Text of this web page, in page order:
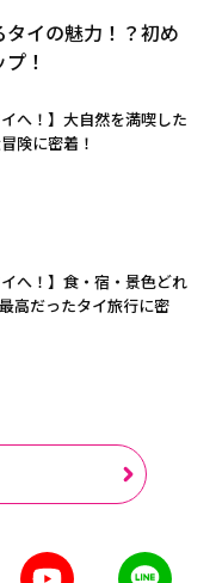
タイの魅力！？初め
！
イへ！】大自然を満喫した
険に密着！
イへ！】食・宿・景色どれ
高だったタイ旅行に密